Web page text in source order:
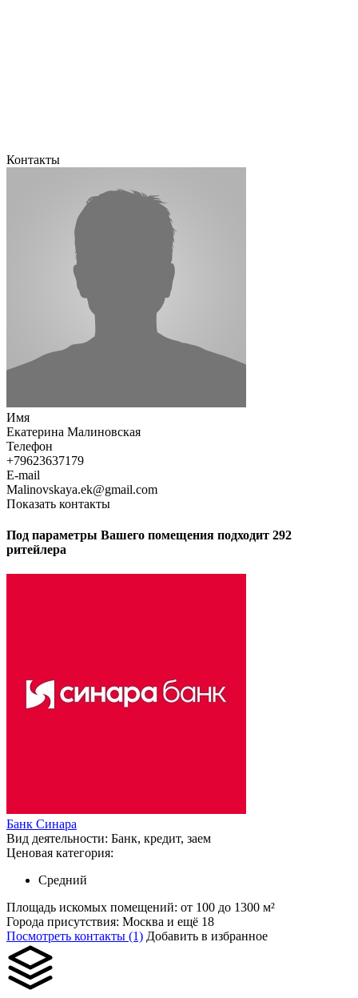
Контакты
Имя
Екатерина Малиновская
Телефон
+79623637179
E-mail
Malinovskaya.ek@gmail.com
Показать контакты
Под параметры Вашего помещения подходит 292
ритейлера
Банк Синара
Вид деятельности: Банк, кредит, заем
Ценовая категория:
Средний
Площадь искомых помещений: от 100 до 1300 м²
Города присутствия: Москва и ещё 18
Посмотреть контакты (1) Добавить в избранное